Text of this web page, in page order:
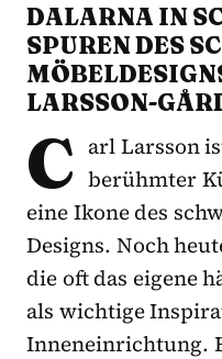
DALARNA IN
SPUREN DES
LARSSON-
C arl Larsson
berühmter
eine Ikone des
Designs. Noch
die oft das eigene
als wichtige
Inneneinrichtung.